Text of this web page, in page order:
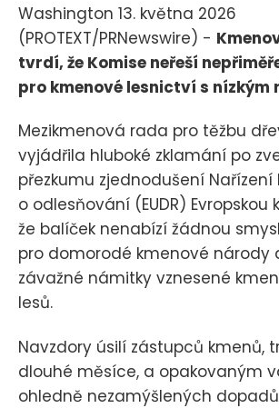
Washington 13. května 2026
(PROTEXT/PRNewswire) -
tvrdí, že Komise neřeší
pro kmenové lesnictví s nízkým
Mezikmenová rada pro těžbu
vyjádřila hluboké zklamání po
přezkumu zjednodušení Nařízení
o odlesňování (EUDR) Evropskou
že balíček nenabízí žádnou
pro domorodé kmenové národy
závažné námitky vznesené
lesů.
Navzdory úsilí zástupců kmenů,
dlouhé měsíce, a opakovaným
ohledně nezamýšlených